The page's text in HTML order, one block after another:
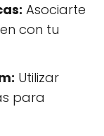
Asociarte
con tu
Utilizar
para